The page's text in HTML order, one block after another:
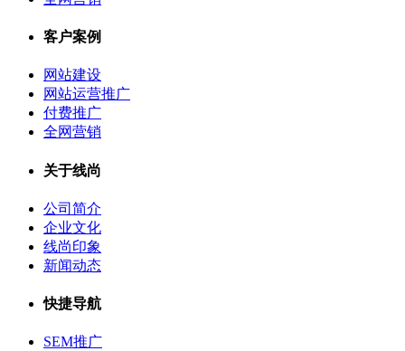
客户案例
网站建设
网站运营推广
付费推广
全网营销
关于线尚
公司简介
企业文化
线尚印象
新闻动态
快捷导航
SEM推广